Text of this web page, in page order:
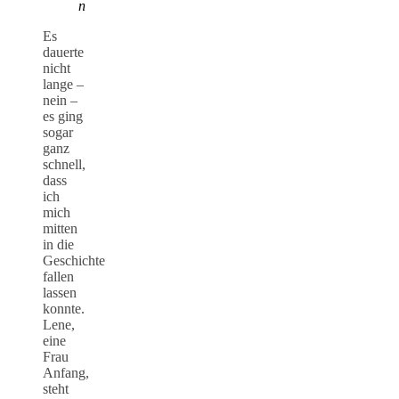
n
Es
dauerte
nicht
lange –
nein –
es ging
sogar
ganz
schnell,
dass
ich
mich
mitten
in die
Geschichte
fallen
lassen
konnte.
Lene,
eine
Frau
Anfang,
steht